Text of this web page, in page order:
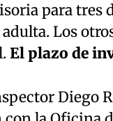
para tres
Los
El plazo de
Diego